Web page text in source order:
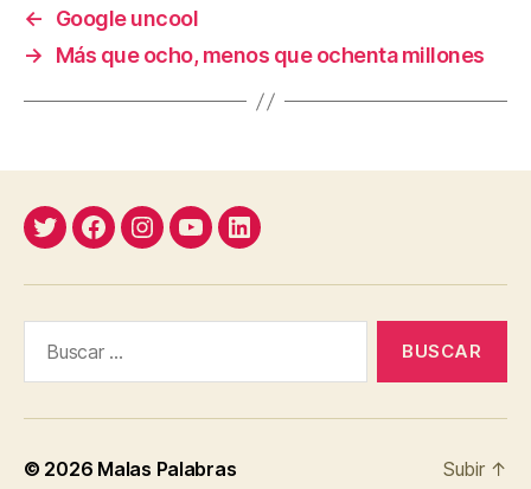
←
Google uncool
→
Más que ocho, menos que ochenta millones
TwitterFacebookInstagram
YouTubeLinkedin
© 2026 Malas Palabras Subir ↑